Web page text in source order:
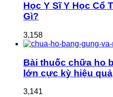
Học Y Sĩ Y Học Cổ
Gì?
3,158
Bài thuốc chữa ho
lớn cực kỳ hiệu quả
3,141